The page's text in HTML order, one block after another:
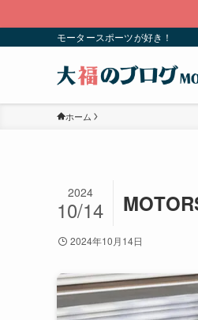
モータースポーツが好き！
ホーム
2024
10/14
2024年10月14日